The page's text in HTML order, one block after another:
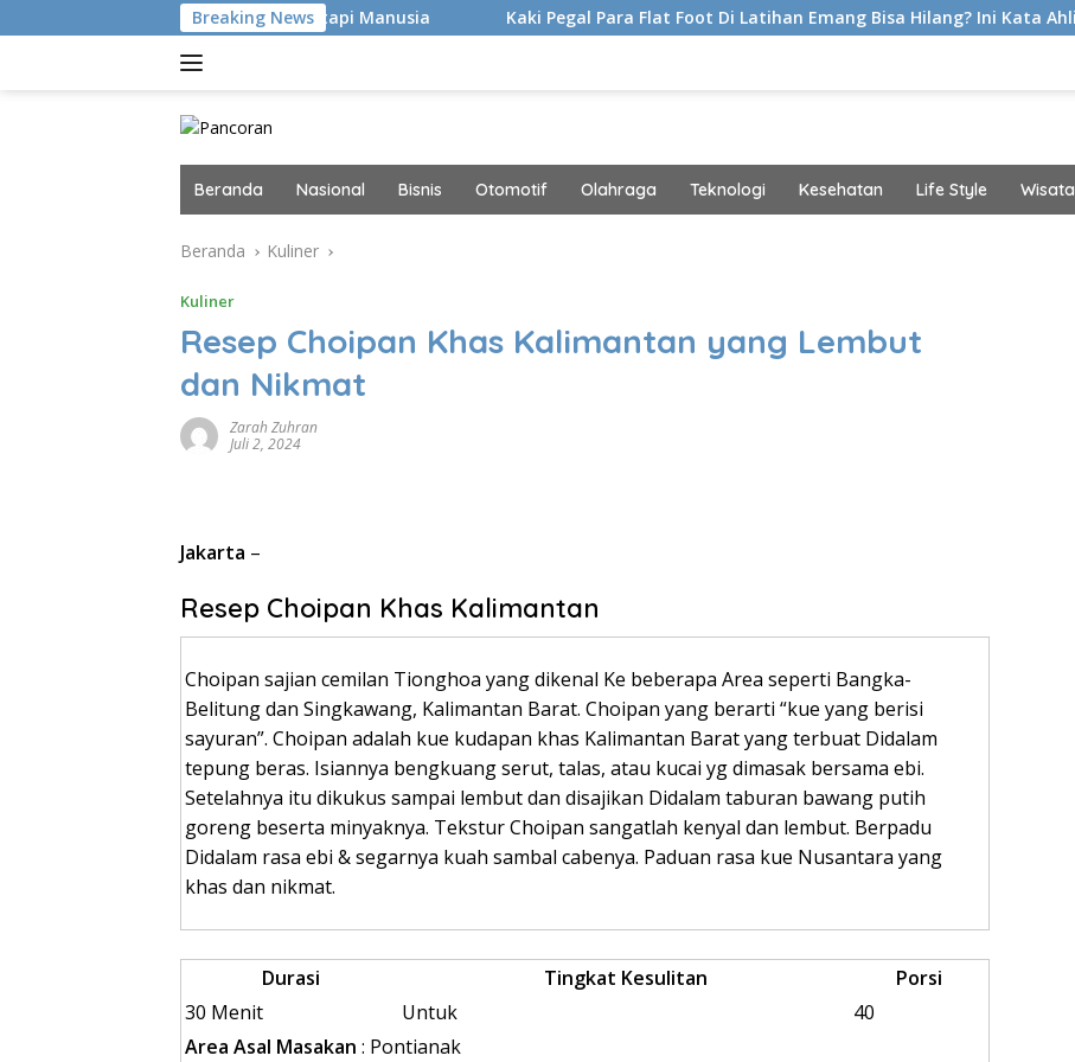
ke
Breaking News
Hacker Canggih, tapi Manusia Kaki Pegal Para Flat Foot Di Latihan Emang Bisa Hilang? Ini Kata Ahli Kemakmuran
Beranda Nasional Bisnis Otomotif Olahraga Teknologi Kesehatan Life Style Wisata
Beranda Kuliner
Kuliner
Resep Choipan Khas Kalimantan yang Lembut
dan Nikmat
Zarah Zuhran
Juli 2, 2024
Jakarta –
Resep Choipan Khas Kalimantan
Choipan sajian cemilan Tionghoa yang dikenal Ke beberapa Area seperti Bangka-
Belitung dan Singkawang, Kalimantan Barat. Choipan yang berarti “kue yang berisi
sayuran”. Choipan adalah kue kudapan khas Kalimantan Barat yang terbuat Didalam
tepung beras. Isiannya bengkuang serut, talas, atau kucai yg dimasak bersama ebi.
Setelahnya itu dikukus sampai lembut dan disajikan Didalam taburan bawang putih
goreng beserta minyaknya. Tekstur Choipan sangatlah kenyal dan lembut. Berpadu
Didalam rasa ebi & segarnya kuah sambal cabenya. Paduan rasa kue Nusantara yang
khas dan nikmat.
Durasi Tingkat Kesulitan
Porsi
30 Menit
Untuk
40
Area Asal Masakan : Pontianak